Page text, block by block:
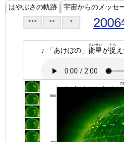
はやぶさの軌跡 宇宙からのメッセ
<<< << < 2006
♪ 「あけぼの」 衛星
えいせい
が捉
とら